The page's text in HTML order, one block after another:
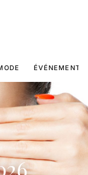
ÉVÉNEMENTS